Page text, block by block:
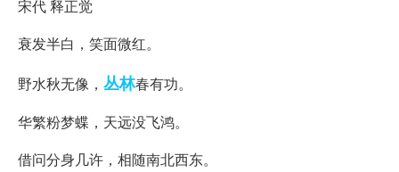
宋代 释正觉
衰发半白，笑面微红。
野水秋无像， 丛林春有功。
华繁粉梦蝶，天远没飞鸿。
借问分身几许，相随南北西东。